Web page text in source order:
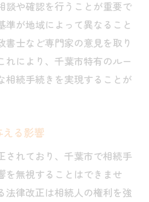
有の法律とは何？
制について
の違い
える地元ルール
続きの流れ
どう活用するか
で失敗しないためのポイ
続きに必要な心構え
談や確認を行うことが重要で
準が地域によって異なること
書士など専門家の意見を取り
れにより、千葉市特有のルー
相続手続きを実現することが
る影響
されており、千葉市で相続手
を無視することはできませ
法律改正は相続人の権利を強